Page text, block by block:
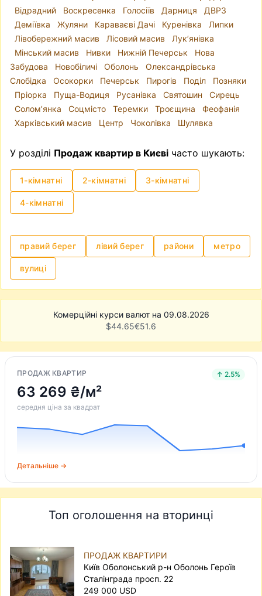
Відрадний
Воскресенка Голосіїв Дарниця
ДВРЗ
Деміївка
Жуляни Караваєві Дачі Куренівка
Липки
Лівобережний масив
Лісовий масив
Лук’янівка
Мінський масив
Нивки Нижній Печерськ
Нова
Забудова
Новобіличі Оболонь
Олександрівська
Слобідка
Осокорки Печерськ Пирогів Поділ
Позняки
Пріорка
Пуща-Водиця Русанівка Святошин
Сирець
Солом’янка
Соцмісто Теремки Троєщина
Феофанія
Харківський масив
Центр Чоколівка Шулявка
У розділі Продаж квартир в Києві часто шукають:
1-кімнатні 2-кімнатні 3-кімнатні
4-кімнатні
правий берег лівий берег райони метро
вулиці
Комерційні курси валют на 09.08.2026
$44.65€51.6
ПРОДАЖ КВАРТИР ↑ 2.5%
63 269 ₴/м²
середня ціна за квадрат
Детальніше →
Топ оголошення на вторинці
ПРОДАЖ КВАРТИРИ
Київ Оболонський р-н Оболонь Героїв
Сталінграда просп. 22
249 000 USD